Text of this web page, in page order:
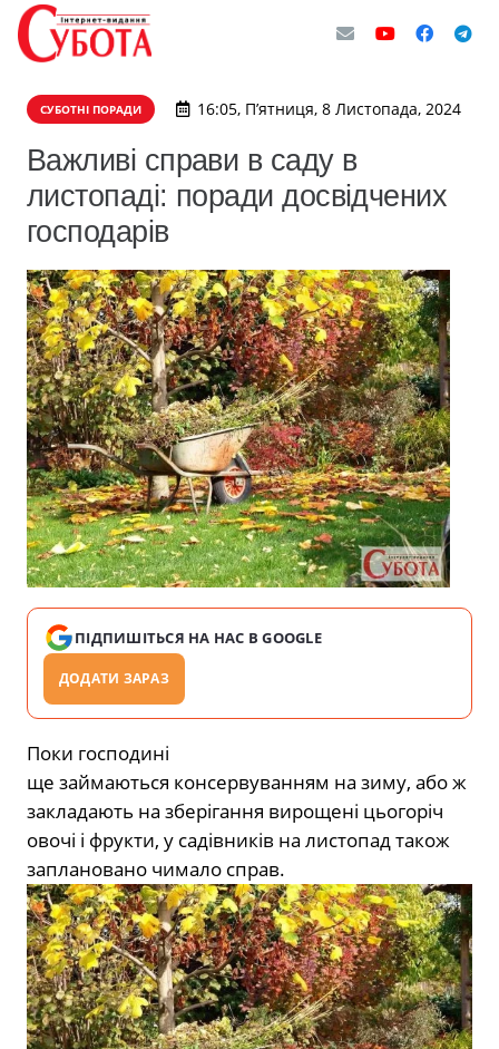
СУБОТНІ ПОРАДИ 16:05, П’ятниця, 8 Листопада, 2024
Важливі справи в саду в
листопаді: поради досвідчених
господарів
ПІДПИШІТЬСЯ НА НАС В GOOGLE
ДОДАТИ ЗАРАЗ
Поки господині
ще займаються консервуванням на зиму, або ж
закладають на зберігання вирощені цьогоріч
овочі і фрукти, у садівників на листопад також
заплановано чимало справ.